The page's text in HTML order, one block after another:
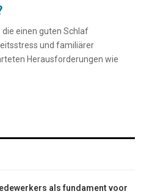
die einen guten Schlaf
und familiärer
Herausforderungen wie
als fundament voor